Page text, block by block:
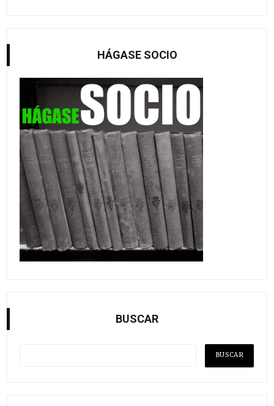
HÁGASE SOCIO
BUSCAR